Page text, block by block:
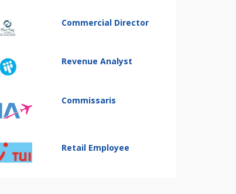
Commercial Director
Revenue Analyst
Commissaris
Retail Employee